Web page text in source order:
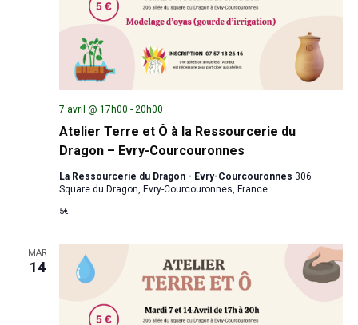
Atelier Terre et Ô à la Ressourcerie du
Dragon – Evry-Courcouronnes
7 avril @ 17h00 - 20h00
La Ressourcerie du Dragon - Evry-Courcouronnes 306
Square du Dragon, Evry-Courcouronnes, France
5€
MAR
14